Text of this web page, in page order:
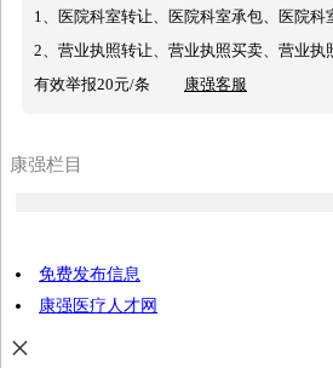
1、医院科室转让、医院科室承包、医院科
2、营业执照转让、营业执照买卖、营业执
有效举报20元/条
康强客服
康强栏目
免费发布信息
康强医疗人才网
×